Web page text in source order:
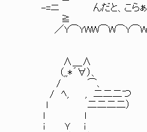
と、こ
∧
）、
二二つ
二）
i